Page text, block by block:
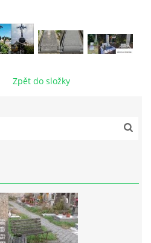
|RSS
Zpět do složky